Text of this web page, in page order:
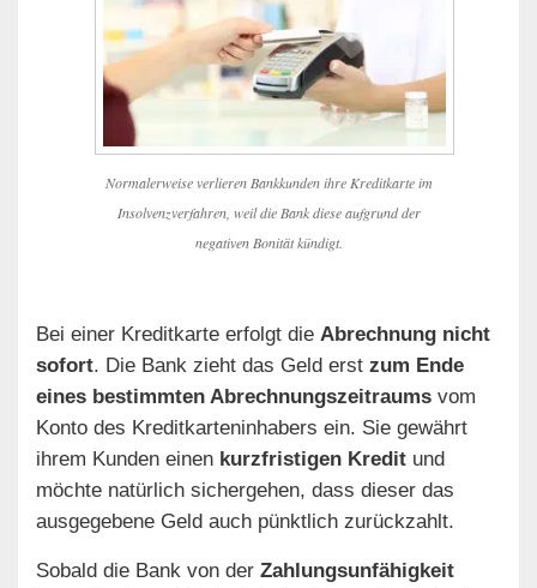
Normalerweise verlieren Bankkunden ihre Kreditkarte im
Insolvenzverfahren, weil die Bank diese aufgrund der
negativen Bonität kündigt.
Bei einer Kreditkarte erfolgt die Abrechnung nicht
sofort. Die Bank zieht das Geld erst zum Ende
eines bestimmten Abrechnungszeitraums vom
Konto des Kreditkarteninhabers ein. Sie gewährt
ihrem Kunden einen kurzfristigen Kredit und
möchte natürlich sichergehen, dass dieser das
ausgegebene Geld auch pünktlich zurückzahlt.
Sobald die Bank von der Zahlungsunfähigkeit